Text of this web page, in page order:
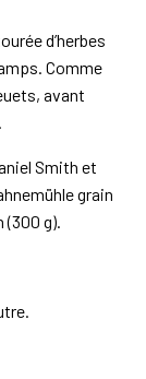
d’herbes
Comme
avant
Smith et
grain
g).